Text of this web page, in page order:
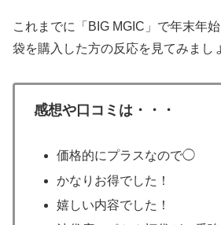
これまでに「BIG MGIC」で年末年
袋を購入した方の反応を見てみまし
感想や口コミは・・・
価格的にプラスなので◯
かなりお得でした！
嬉しい内容でした！